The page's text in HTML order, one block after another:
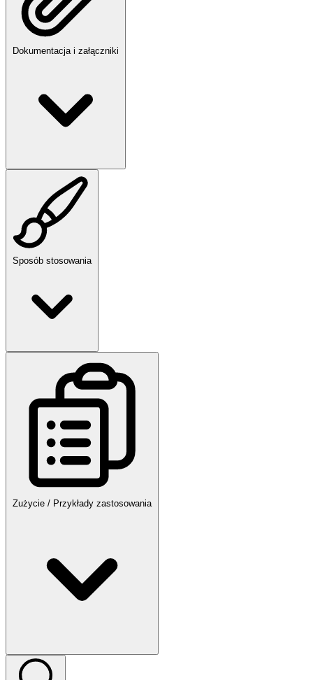
Dokumentacja i załączniki
Sposób stosowania
Zużycie / Przykłady zastosowania